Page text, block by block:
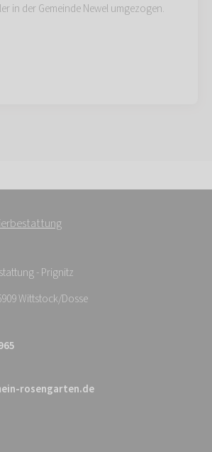
in der Gemeinde Newel umgezogen.
- Prignitz
Wittstock/Dosse
rosengarten.de